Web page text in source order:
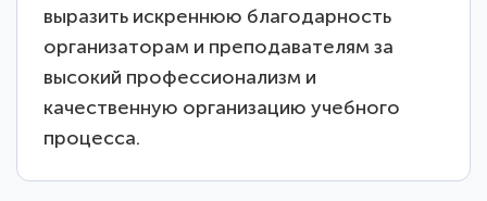
выразить искреннюю благодарность
организаторам и преподавателям за
высокий профессионализм и
качественную организацию учебного
процесса.